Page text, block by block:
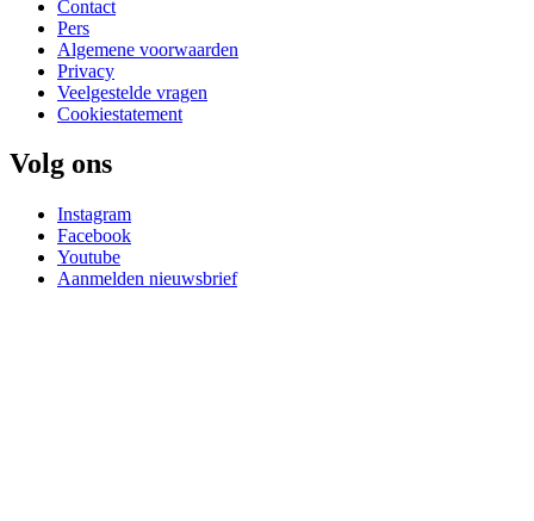
Contact
Pers
Algemene voorwaarden
Privacy
Veelgestelde vragen
Cookiestatement
Volg ons
Instagram
Facebook
Youtube
Aanmelden nieuwsbrief